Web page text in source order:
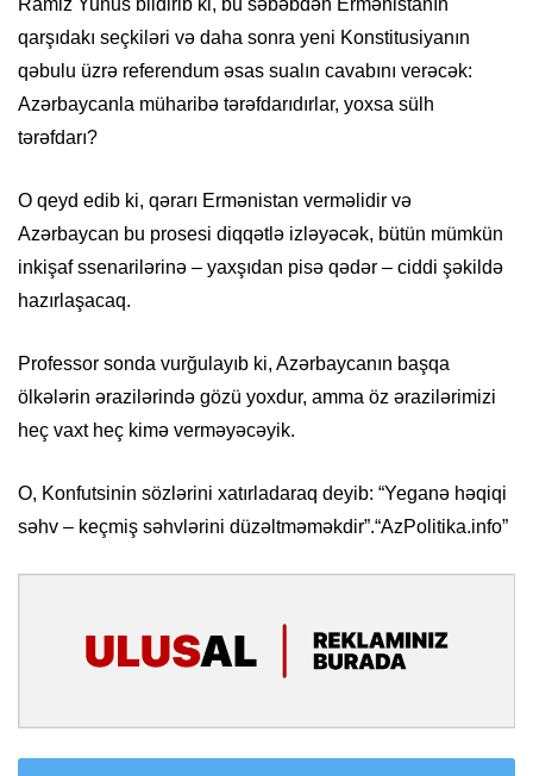
qarşıdakı seçkiləri və daha sonra yeni Konstitusiyanın
qəbulu üzrə referendum əsas sualın cavabını verəcək:
Azərbaycanla müharibə tərəfdarıdırlar, yoxsa sülh
tərəfdarı?
O qeyd edib ki, qərarı Ermənistan verməlidir və
Azərbaycan bu prosesi diqqətlə izləyəcək, bütün mümkün
inkişaf ssenarilərinə – yaxşıdan pisə qədər – ciddi şəkildə
hazırlaşacaq.
Professor sonda vurğulayıb ki, Azərbaycanın başqa
ölkələrin ərazilərində gözü yoxdur, amma öz ərazilərimizi
heç vaxt heç kimə verməyəcəyik.
O, Konfutsinin sözlərini xatırladaraq deyib: “Yeganə həqiqi
səhv – keçmiş səhvlərini düzəltməməkdir”.“AzPolitika.info”